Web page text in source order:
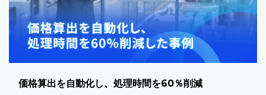
価格算出を自動化し、処理時間を60％削減